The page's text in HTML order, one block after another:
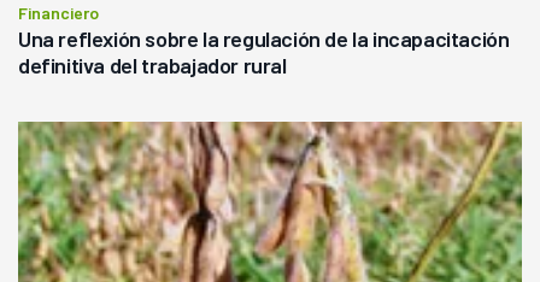
Financiero
Una reflexión sobre la regulación de la incapacitación
definitiva del trabajador rural